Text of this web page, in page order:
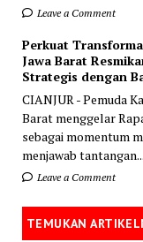
Leave a Comment
Perkuat
Jawa Barat
Strategis dengan
CIANJUR - Pemuda
Barat menggelar
sebagai momentum
menjawab tantangan...
Leave a Comment
TEMUKAN